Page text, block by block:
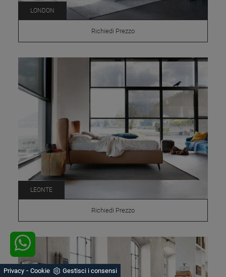
LONDON
Richiedi Prezzo
LEONTE
Richiedi Prezzo
Privacy - Cookie Gestisci i consensi